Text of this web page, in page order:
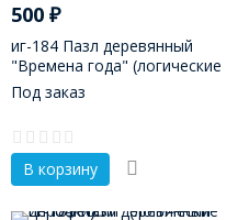
500 ₽
иг-184 Пазл деревянный
"Времена года" (логические
цепочки)
Под заказ
В корзину